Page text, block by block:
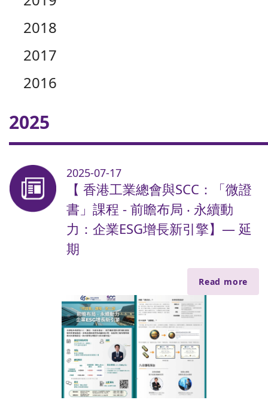
2018
2017
2016
2025
2025-07-17
【 香港工業總會與SCC：「微證
書」課程 - 前瞻布局 ‧ 永續動
力：企業ESG增長新引擎】— 延
期
Read more